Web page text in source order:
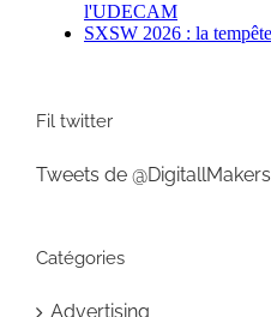
Fil twitter
Tweets de @DigitallMakers
Catégories
Advertising